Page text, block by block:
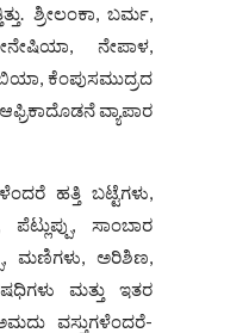
ಶ್ರೀಲಂಕಾ, ಬರ್ಮ,
ನೇಪಾಳ,
ಕೆಂಪುಸಮುದ್ರದ
ವ್ಯಾಪಾರ
ಹತ್ತಿ ಬಟ್ಟೆಗಳು,
ಸಾಂಬಾರ
ಮಣಿಗಳು, ಅರಿಶಿಣ,
ಮತ್ತು ಇತರ
ವಸ್ತುಗಳೆಂದರೆ-